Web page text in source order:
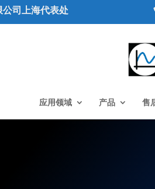
司上海代表处
应用领域 产品 售